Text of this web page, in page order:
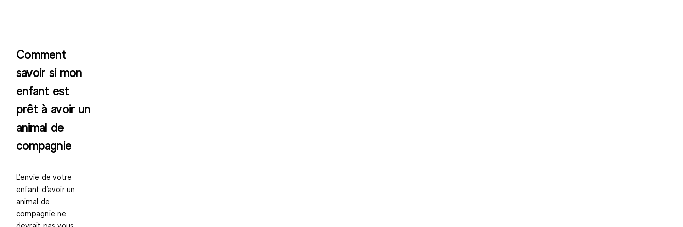
Comment
savoir si mon
enfant est
prêt à avoir un
animal de
compagnie
L’envie de votre
enfant d’avoir un
animal de
compagnie ne